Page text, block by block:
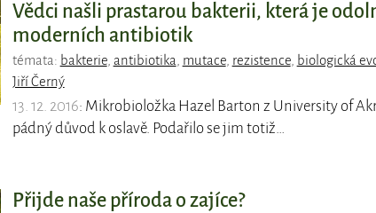
Vědci našli prastarou bakterii, která je
moderních antibiotik
témata: bakterie, antibiotika mutace, rezistence, biologická
Jiří Černý
13. 12. 2016: Mikrobioložka Hazel Barton z University of
pádný důvod k oslavě. Podařilo se jim totiž…
Přijde naše příroda o zajíce?